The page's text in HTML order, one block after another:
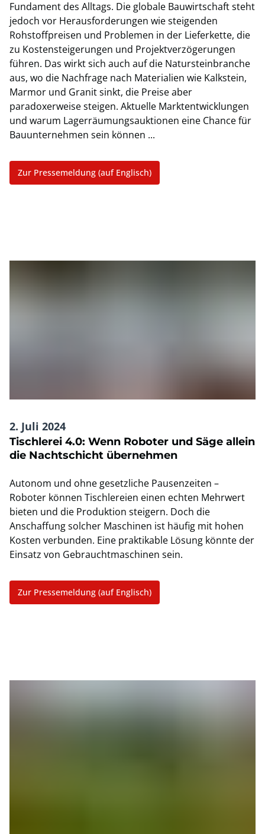
Fundament des Alltags. Die globale Bauwirtschaft steht
jedoch vor Herausforderungen wie steigenden
Rohstoffpreisen und Problemen in der Lieferkette, die
zu Kostensteigerungen und Projektverzögerungen
führen. Das wirkt sich auch auf die Natursteinbranche
aus, wo die Nachfrage nach Materialien wie Kalkstein,
Marmor und Granit sinkt, die Preise aber
paradoxerweise steigen. Aktuelle Marktentwicklungen
und warum Lagerräumungsauktionen eine Chance für
Bauunternehmen sein können ...
Zur Pressemeldung (auf Englisch)
2. Juli 2024
Tischlerei 4.0: Wenn Roboter und Säge allein
die Nachtschicht übernehmen
Autonom und ohne gesetzliche Pausenzeiten –
Roboter können Tischlereien einen echten Mehrwert
bieten und die Produktion steigern. Doch die
Anschaffung solcher Maschinen ist häufig mit hohen
Kosten verbunden. Eine praktikable Lösung könnte der
Einsatz von Gebrauchtmaschinen sein.
Zur Pressemeldung (auf Englisch)